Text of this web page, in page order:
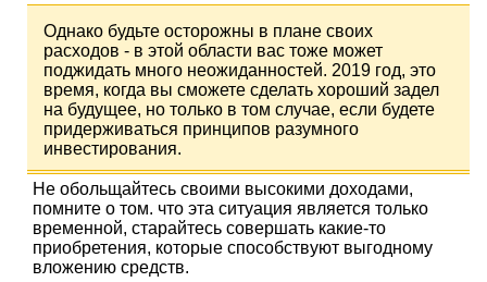
Однако будьте осторожны в плане своих
расходов - в этой области вас тоже может
поджидать много неожиданностей. 2019 год, это
время, когда вы сможете сделать хороший задел
на будущее, но только в том случае, если будете
придерживаться принципов разумного
инвестирования.
Не обольщайтесь своими высокими доходами,
помните о том. что эта ситуация является только
временной, старайтесь совершать какие-то
приобретения, которые способствуют выгодному
вложению средств.